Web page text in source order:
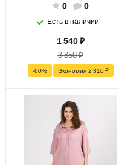
0
0
Есть в наличии
1 540₽
3 850₽
-60% Экономия 2 310₽